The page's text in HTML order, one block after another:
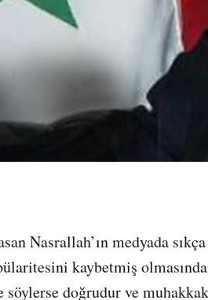
Nasrallah’ın medyada
kaybetmiş
söylerse doğrudur ve